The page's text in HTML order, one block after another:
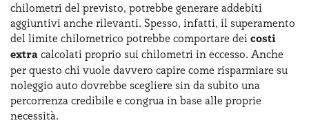
chilometri del previsto, potrebbe generare addebiti
aggiuntivi anche rilevanti. Spesso, infatti, il superamento
del limite chilometrico potrebbe comportare ​dei costi
extra ​calcolat​i​​ proprio sui chilometri in eccesso. Anche
per questo chi vuole davvero capire come risparmiare su
noleggio auto dovrebbe ​scegliere ​sin da subito una
percorrenza credibile e congrua in base alle proprie
necessità.